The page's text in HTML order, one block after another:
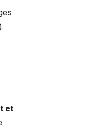
).
et